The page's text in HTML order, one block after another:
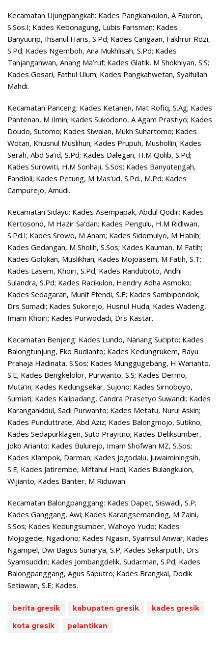
Kecamatan Ujungpangkah: Kades Pangkahkulon, A Fauron,
S.Sos.I; Kades Kebonagung, Lubis Farisman; Kades
Banyuurip, Ihsanul Haris, S.Pd; Kades Cangaan, Fakhrur Rozi,
S.Pd; Kades Ngemboh, Ana Mukhlisah, S.Pd; Kades
Tanjanganwan, Anang Ma’ruf; Kades Glatik, M Shokhiyan, S.S;
Kades Gosari, Fathul Ulum; Kades Pangkahwetan, Syaifullah
Mahdi.
Kecamatan Panceng: Kades Ketanen, Mat Rofiq, S.Ag; Kades
Pantenan, M Ilmin; Kades Sukodono, A Agam Prastiyo; Kades
Doudo, Sutomo; Kades Siwalan, Mukh Suhartomo; Kades
Wotan, Khusnul Muslihun; Kades Prupuh, Mushollin; Kades
Serah, Abd Sa’id, S.Pd; Kades Dalegan, H.M Qolib, S.Pd;
Kades Surowiti, H.M Sonhaji, S.Sos; Kades Banyutengah,
Fandloli; Kades Petung, M Mas’ud, S.Pd., M.Pd; Kades
Campurejo, Amudi.
Kecamatan Sidayu: Kades Asempapak, Abdul Qodir; Kades
Kertosono, M Hazir Sa’dan; Kades Pengulu, H.M Ridlwan,
S.Pd.I; Kades Srowo, M Anam; Kades Sidomulyo, M Habib;
Kades Gedangan, M Sholih, S.Sos; Kades Kauman, M Fatih;
Kades Golokan, Muslikhan; Kades Mojoasem, M Fatih, S.T;
Kades Lasem, Khoiri, S.Pd; Kades Randuboto, Andhi
Sulandra, S.Pd; Kades Racikulon, Hendry Adha Asmoko;
Kades Sedagaran, Munif Efendi, S.E; Kades Sambipondok,
Drs Sumadi; Kades Sukorejo, Husnul Huda; Kades Wadeng,
Imam Khoiri; Kades Purwodadi, Drs Kastar.
Kecamatan Benjeng: Kades Lundo, Nanang Sucipto; Kades
Balongtunjung, Eko Budianto; Kades Kedungrukem, Bayu
Prahaja Hadinata, S.Sos; Kades Munggugebang, H Warianto.
S.E; Kades Bengkelolor, Purwanto, S.S; Kades Dermo,
Muta’in; Kades Kedungsekar, Sujono; Kades Sirnoboyo,
Sumiati; Kades Kalipadang, Candra Prasetyo Suwandi; Kades
Karangankidul, Sadi Purwanto; Kades Metatu, Nurul Askin;
Kades Punduttrate, Abd Aziz; Kades Balongmojo, Sutikno;
Kades Sedapurklagen, Suto Prayitno; Kades Deliksumber,
Joko Arianto; Kades Bulurejo, Imam Shofwan MZ, S.Sos;
Kades Klampok, Darman; Kades Jogodalu, Juwaiminingsih,
S.E; Kades Jatirembe, Miftahul Hadi; Kades Bulangkulon,
Wijianto; Kades Banter, M Riduwan.
Kecamatan Balongpanggang: Kades Dapet, Siswadi, S.P;
Kades Ganggang, Awi; Kades Karangsemanding, M Zaini,
S.Sos; Kades Kedungsumber, Wahoyo Yudo; Kades
Mojogede, Ngadiono; Kades Ngasin, Syamsul Anwar; Kades
Ngampel, Dwi Bagus Sunarya, S.P; Kades Sekarputih, Drs
Syamsuddin; Kades Jombangdelik, Sudarman, S.Pd; Kades
Balongpanggang, Agus Saputro; Kades Brangkal, Dodik
Setiawan, S.E; Kades.
berita gresik kabupaten gresik
kades gresik
kota gresik
pelantikan